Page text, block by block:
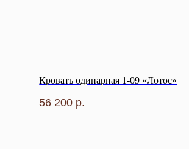
Кровать одинарная 1-09 «Лотос»
56 200 р.